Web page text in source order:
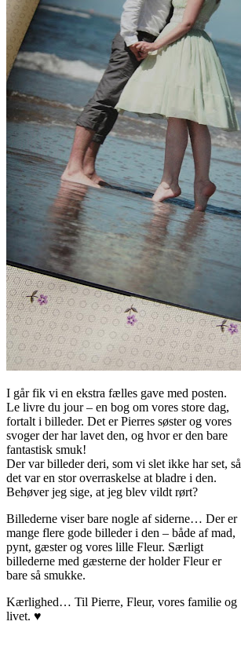
I går fik vi en ekstra fælles gave med posten.
Le livre du jour – en bog om vores store dag,
fortalt i billeder. Det er Pierres søster og vores
svoger der har lavet den, og hvor er den bare
fantastisk smuk!
Der var billeder deri, som vi slet ikke har set, så
det var en stor overraskelse at bladre i den.
Behøver jeg sige, at jeg blev vildt rørt?
Billederne viser bare nogle af siderne… Der er
mange flere gode billeder i den – både af mad,
pynt, gæster og vores lille Fleur. Særligt
billederne med gæsterne der holder Fleur er
bare så smukke.
Kærlighed… Til Pierre, Fleur, vores familie og
livet. ♥